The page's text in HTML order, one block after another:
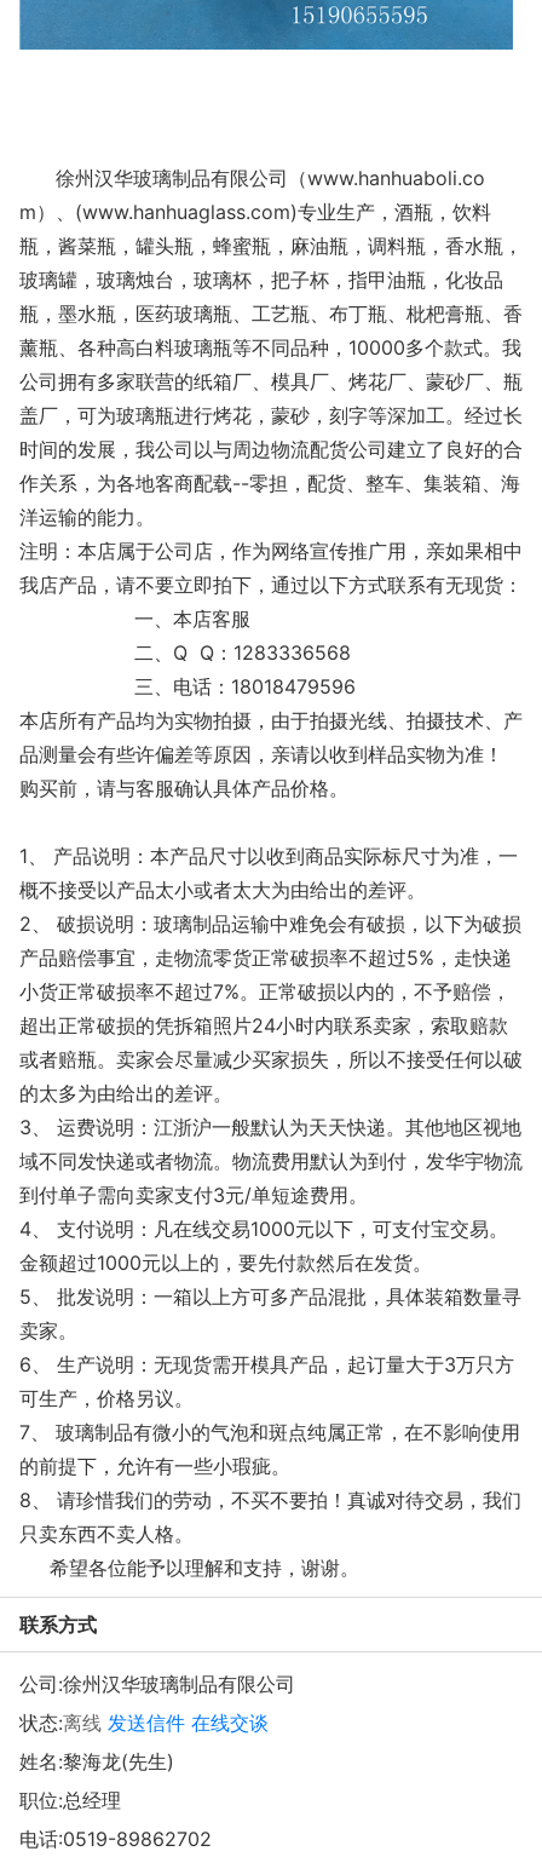
徐州汉华玻璃制品有限公司（www.hanhuaboli.co
m）、(www.hanhuaglass.com)专业生产，酒瓶，饮料
瓶，酱菜瓶，罐头瓶，蜂蜜瓶，麻油瓶，调料瓶，香水瓶，
玻璃罐，玻璃烛台，玻璃杯，把子杯，指甲油瓶，化妆品
瓶，墨水瓶，医药玻璃瓶、工艺瓶、布丁瓶、枇杷膏瓶、香
薰瓶、各种高白料玻璃瓶等不同品种，10000多个款式。我
公司拥有多家联营的纸箱厂、模具厂、烤花厂、蒙砂厂、瓶
盖厂，可为玻璃瓶进行烤花，蒙砂，刻字等深加工。经过长
时间的发展，我公司以与周边物流配货公司建立了良好的合
作关系，为各地客商配载--零担，配货、整车、集装箱、海
洋运输的能力。
注明：本店属于公司店，作为网络宣传推广用，亲如果相中
我店产品，请不要立即拍下，通过以下方式联系有无现货：
一、本店客服
二、Q Q：1283336568
三、电话：18018479596
本店所有产品均为实物拍摄，由于拍摄光线、拍摄技术、产
品测量会有些许偏差等原因，亲请以收到样品实物为准！
购买前，请与客服确认具体产品价格。
1、 产品说明：本产品尺寸以收到商品实际标尺寸为准，一
概不接受以产品太小或者太大为由给出的差评。
2、 破损说明：玻璃制品运输中难免会有破损，以下为破损
产品赔偿事宜，走物流零货正常破损率不超过5%，走快递
小货正常破损率不超过7%。正常破损以内的，不予赔偿，
超出正常破损的凭拆箱照片24小时内联系卖家，索取赔款
或者赔瓶。卖家会尽量减少买家损失，所以不接受任何以破
的太多为由给出的差评。
3、 运费说明：江浙沪一般默认为天天快递。其他地区视地
域不同发快递或者物流。物流费用默认为到付，发华宇物流
到付单子需向卖家支付3元/单短途费用。
4、 支付说明：凡在线交易1000元以下，可支付宝交易。
金额超过1000元以上的，要先付款然后在发货。
5、 批发说明：一箱以上方可多产品混批，具体装箱数量寻
卖家。
6、 生产说明：无现货需开模具产品，起订量大于3万只方
可生产，价格另议。
7、 玻璃制品有微小的气泡和斑点纯属正常，在不影响使用
的前提下，允许有一些小瑕疵。
8、 请珍惜我们的劳动，不买不要拍！真诚对待交易，我们
只卖东西不卖人格。
希望各位能予以理解和支持，谢谢。
联系方式
公司:徐州汉华玻璃制品有限公司
状态:离线 发送信件 在线交谈
姓名:黎海龙(先生)
职位:总经理
电话:0519-89862702